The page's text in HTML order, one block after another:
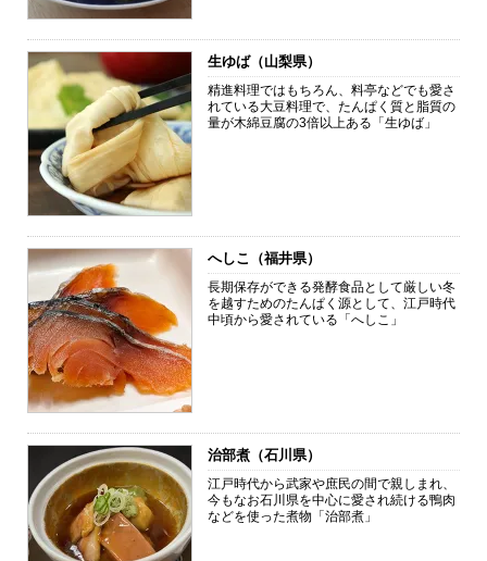
生ゆば（山梨県）
精進料理ではもちろん、料亭などでも愛さ
れている大豆料理で、たんぱく質と脂質の
量が木綿豆腐の3倍以上ある「生ゆば」
へしこ（福井県）
長期保存ができる発酵食品として厳しい冬
を越すためのたんぱく源として、江戸時代
中頃から愛されている「へしこ」
治部煮（石川県）
江戸時代から武家や庶民の間で親しまれ、
今もなお石川県を中心に愛され続ける鴨肉
などを使った煮物「治部煮」